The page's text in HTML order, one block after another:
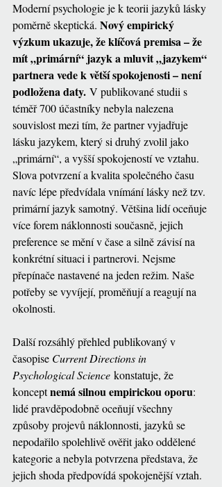
Moderní psychologie je k teorii jazyků lásky
poměrně skeptická. Nový empirický
výzkum ukazuje, že klíčová premisa – že
mít „primární“ jazyk a mluvit „jazykem“
partnera vede k větší spokojenosti – není
podložena daty. V publikované studii s
téměř 700 účastníky nebyla nalezena
souvislost mezi tím, že partner vyjadřuje
lásku jazykem, který si druhý zvolil jako
„primární“, a vyšší spokojeností ve vztahu.
Slova potvrzení a kvalita společného času
navíc lépe předvídala vnímání lásky než tzv.
primární jazyk samotný. Většina lidí oceňuje
více forem náklonnosti současně, jejich
preference se mění v čase a silně závisí na
konkrétní situaci i partnerovi. Nejsme
přepínače nastavené na jeden režim. Naše
potřeby se vyvíjejí, proměňují a reagují na
okolnosti.
Další rozsáhlý přehled publikovaný v
časopise Current Directions in
Psychological Science konstatuje, že
koncept nemá silnou empirickou oporu:
lidé pravděpodobně oceňují všechny
způsoby projevů náklonnosti, jazyků se
nepodařilo spolehlivě ověřit jako oddělené
kategorie a nebyla potvrzena představa, že
jejich shoda předpovídá spokojenější vztah.